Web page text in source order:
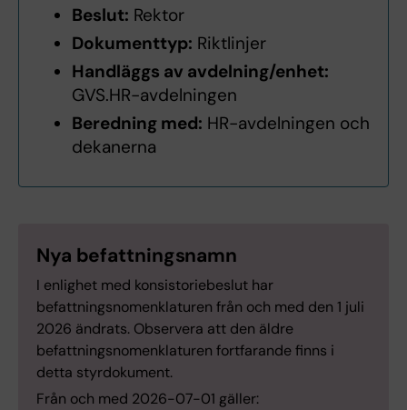
Beslut: Rektor
Dokumenttyp: Riktlinjer
Handläggs av avdelning/enhet:
GVS.HR-avdelningen
Beredning med: HR-avdelningen och
dekanerna
Nya befattningsnamn
I enlighet med konsistoriebeslut har
befattningsnomenklaturen från och med den 1 juli
2026 ändrats. Observera att den äldre
befattningsnomenklaturen fortfarande finns i
detta styrdokument.
Från och med 2026-07-01 gäller: